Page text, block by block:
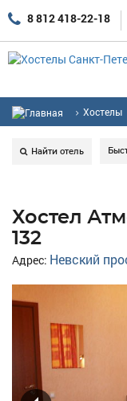
8 812 418-22-18
Хостелы
Найти отель
Хостел
132
Адрес: Невский